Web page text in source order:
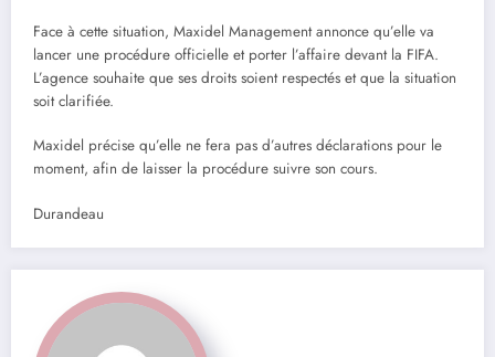
Face à cette situation, Maxidel Management annonce qu’elle va
lancer une procédure officielle et porter l’affaire devant la FIFA.
L’agence souhaite que ses droits soient respectés et que la situation
soit clarifiée.
Maxidel précise qu’elle ne fera pas d’autres déclarations pour le
moment, afin de laisser la procédure suivre son cours.
Durandeau